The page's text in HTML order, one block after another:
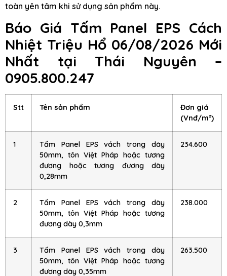
toàn yên tâm khi sử dụng sản phẩm này.
Báo Giá Tấm Panel EPS Cách
Nhiệt Triệu Hổ 06/08/2026 Mới
Nhất tại Thái Nguyên –
0905.800.247
Stt Tên sản phẩm
Đơn giá
(Vnđ/m²)
1
Tấm Panel EPS vách trong dày
50mm, tôn Việt Pháp hoặc tương
đương hoặc tương đương dày
0,28mm
234.600
2
Tấm Panel EPS vách trong dày
50mm, tôn Việt Pháp hoặc tương
đương dày 0,3mm
238.000
3
Tấm Panel EPS vách trong dày
50mm, tôn Việt Pháp hoặc tương
đương dày 0,35mm
263.500